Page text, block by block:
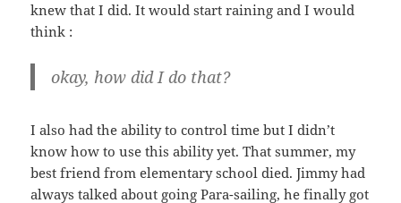
knew that I did. It would start raining and I would
think :
okay, how did I do that?
I also had the ability to control time but I didn’t
know how to use this ability yet. That summer, my
best friend from elementary school died. Jimmy had
always talked about going Para-sailing, he finally got